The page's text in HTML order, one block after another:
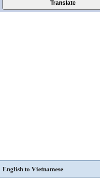
English to Vietnamese